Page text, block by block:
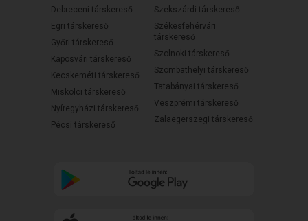
Debreceni társkereső
Egri társkereső
Győri társkereső
Kaposvári társkereső
Kecskeméti társkereső
Miskolci társkereső
Nyíregyházi társkereső
Pécsi társkereső
Szekszárdi társkereső
Székesfehérvári
társkereső
Szolnoki társkereső
Szombathelyi társkereső
Tatabányai társkereső
Veszprémi társkereső
Zalaegerszegi társkereső